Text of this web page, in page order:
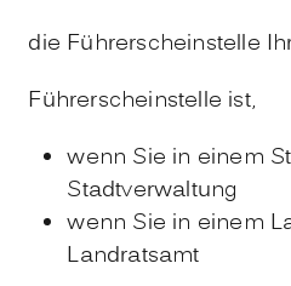
die Führerscheinstelle
Führerscheinstelle ist,
wenn Sie in einem
Stadtverwaltung
wenn Sie in einem
Landratsamt